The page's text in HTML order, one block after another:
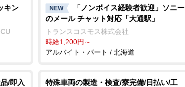
キン
NEW
「ノンボイス経験者歓迎」ソニー
のメール チャット対応「大通駅」
トランスコスモス株式会社
時給1,200円～
アルバイト・パート / 北海道
/即入
特殊車両の製造・検査/寮完備/日払い/工